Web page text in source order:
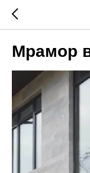
Мрамор